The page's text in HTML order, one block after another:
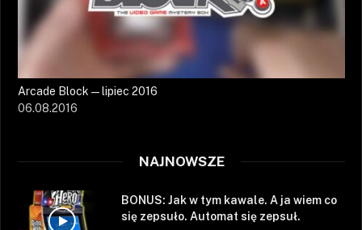
Arcade Block — lipiec 2016
06.08.2016
NAJNOWSZE
BONUS: Jak w tym kawale. A ja wiem co
się zepsuło. Automat się zepsuł.